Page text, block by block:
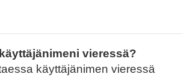
vieressä?
käyttäjänimen vieressä